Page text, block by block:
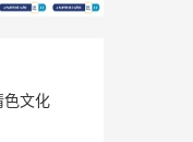
色文化